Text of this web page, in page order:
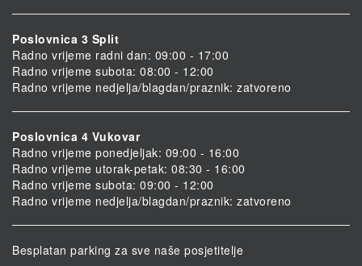
Poslovnica 3 Split
Radno vrijeme radni dan: 09:00 - 17:00
Radno vrijeme subota: 08:00 - 12:00
Radno vrijeme nedjelja/blagdan/praznik: zatvoreno
Poslovnica 4 Vukovar
Radno vrijeme ponedjeljak: 09:00 - 16:00
Radno vrijeme utorak-petak: 08:30 - 16:00
Radno vrijeme subota: 09:00 - 12:00
Radno vrijeme nedjelja/blagdan/praznik: zatvoreno
Besplatan parking za sve naše posjetitelje